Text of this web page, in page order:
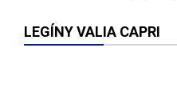
LEGÍNY VALIA CAPRI